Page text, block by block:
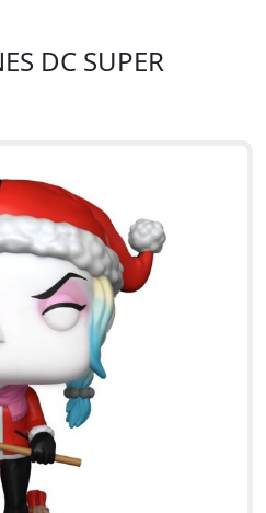
DC SUPER